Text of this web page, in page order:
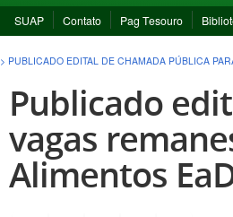
SUAP Contato Pag Tesouro
> PUBLICADO EDITAL DE CHAMADA PÚBLICA
Publicado
vagas
Alimentos